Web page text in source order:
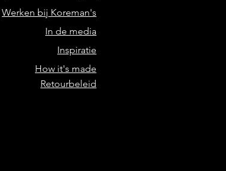
Werken bij Koreman's
In de media
Inspiratie
How it's made
Retourbeleid